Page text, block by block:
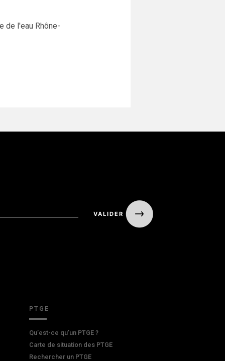
de l'eau Rhône-
PTGE
Qu’est-ce qu’un PTGE ?
Carte de situation des PTGE
Rechercher un PTGE